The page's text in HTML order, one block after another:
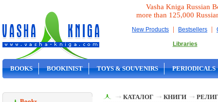
Vasha Kniga Russian
more than 125,000
New Products | Bestsellers |
Libraries
BOOKS BOOKINIST TOYS & SOUVENIRS PERIODICALS
КАТАЛОГ КНИГИ